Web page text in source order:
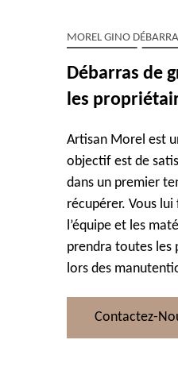
MOREL GINO
Débarras de
les
Artisan Morel est
objectif est de
dans un premier
récupérer. Vous
l’équipe et les
prendra toutes les
lors des
Contactez-